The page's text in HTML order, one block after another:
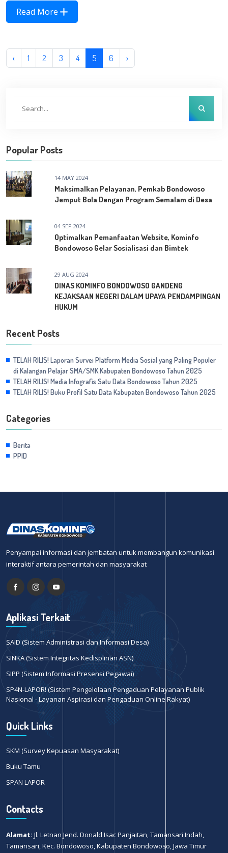
Read More
‹ 1 2 3 4 5 6 ›
Popular Posts
14 MAY 2024
Maksimalkan Pelayanan, Pemkab Bondowoso
Jemput Bola Dengan Program Semalam di Desa
04 SEP 2024
Optimalkan Pemanfaatan Website, Kominfo
Bondowoso Gelar Sosialisasi dan Bimtek
29 AUG 2024
DINAS KOMINFO BONDOWOSO GANDENG
KEJAKSAAN NEGERI DALAM UPAYA PENDAMPINGAN
HUKUM
Recent Posts
TELAH RILIS! Laporan Survei Platform Media Sosial yang Paling Populer
di Kalangan Pelajar SMA/SMK Kabupaten Bondowoso Tahun 2025
TELAH RILIS! Media Infografis Satu Data Bondowoso Tahun 2025
TELAH RILIS! Buku Profil Satu Data Kabupaten Bondowoso Tahun 2025
Categories
Berita
PPID
Penyampai informasi dan jembatan untuk membangun komunikasi
interaktif antara pemerintah dan masyarakat
Aplikasi Terkait
SAID (Sistem Administrasi dan Informasi Desa)
SINKA (Sistem Integritas Kedisplinan ASN)
SIPP (Sistem Informasi Presensi Pegawai)
SP4N-LAPOR! (Sistem Pengelolaan Pengaduan Pelayanan Publik
Nasional - Layanan Aspirasi dan Pengaduan Online Rakyat)
Quick Links
SKM (Survey Kepuasan Masyarakat)
Buku Tamu
SPAN LAPOR
Contacts
Alamat: Jl. Letnan Jend. Donald Isac Panjaitan, Tamansari Indah,
Tamansari, Kec. Bondowoso, Kabupaten Bondowoso, Jawa Timur